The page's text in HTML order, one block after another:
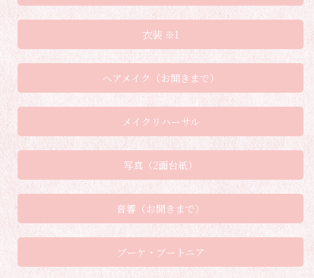
衣装 ※1
ヘアメイク（お開きまで）
メイクリハーサル
写真（2面台紙）
音響（お開きまで）
ブーケ・ブートニア